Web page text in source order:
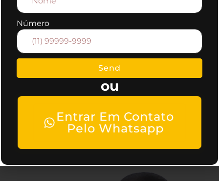
Como uma agência de publicidade,
oferecemos todos os serviços de
marketing, caso queira mais informações,
entre em contato conosco.
Número
Send
ou
Entrar Em Contato
Pelo Whatsapp